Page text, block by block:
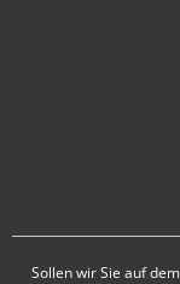
Sollen wir Sie auf